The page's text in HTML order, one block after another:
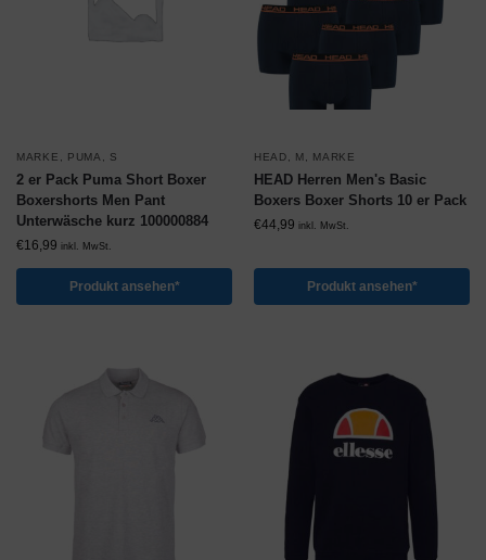
MARKE PUMA S
2 er Pack Puma Short Boxer
Boxershorts Men Pant
Unterwäsche kurz 100000884
€16,99 inkl. MwSt.
Produkt ansehen*
HEAD M MARKE
HEAD Herren Men's Basic
Boxers Boxer Shorts 10 er Pack
€44,99 inkl. MwSt.
Produkt ansehen*